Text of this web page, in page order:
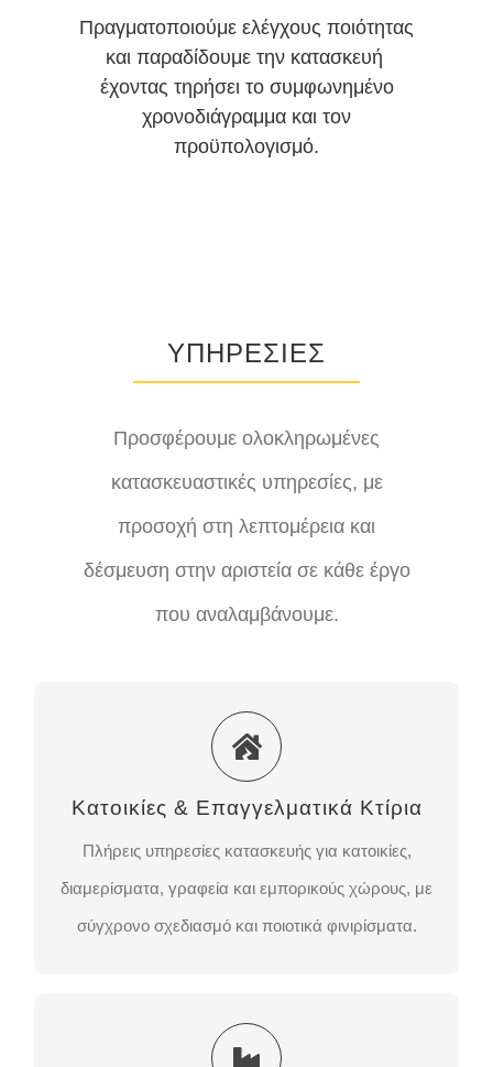
Πραγματοποιούμε ελέγχους ποιότητας
και παραδίδουμε την κατασκευή
έχοντας τηρήσει το συμφωνημένο
χρονοδιάγραμμα και τον
προϋπολογισμό.
ΥΠΗΡΕΣΙΕΣ
Προσφέρουμε ολοκληρωμένες
κατασκευαστικές υπηρεσίες, με
προσοχή στη λεπτομέρεια και
δέσμευση στην αριστεία σε κάθε έργο
που αναλαμβάνουμε.
Κατοικίες & Επαγγελματικά Κτίρια
Πλήρεις υπηρεσίες κατασκευής για κατοικίες,
διαμερίσματα, γραφεία και εμπορικούς χώρους, με
σύγχρονο σχεδιασμό και ποιοτικά φινιρίσματα.
Κατοικίες & Επαγγελματικά Κτίρια
Πλήρεις υπηρεσίες κατασκευής για κατοικίες,
διαμερίσματα, γραφεία και εμπορικούς χώρους, με
σύγχρονο σχεδιασμό και ποιοτικά φινιρίσματα.
Βιομηχανικά & Ενεργειακά Έργα